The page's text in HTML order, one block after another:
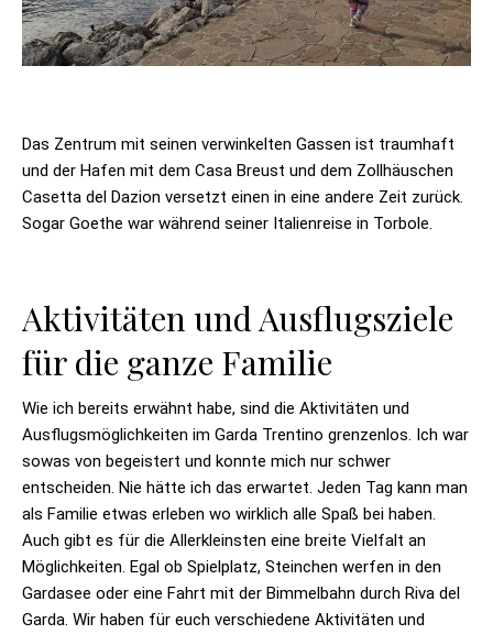
Das Zentrum mit seinen verwinkelten Gassen ist traumhaft
und der Hafen mit dem Casa Breust und dem Zollhäuschen
Casetta del Dazion versetzt einen in eine andere Zeit zurück.
Sogar Goethe war während seiner Italienreise in Torbole.
Aktivitäten und Ausflugsziele
für die ganze Familie
Wie ich bereits erwähnt habe, sind die Aktivitäten und
Ausflugsmöglichkeiten im Garda Trentino grenzenlos. Ich war
sowas von begeistert und konnte mich nur schwer
entscheiden. Nie hätte ich das erwartet. Jeden Tag kann man
als Familie etwas erleben wo wirklich alle Spaß bei haben.
Auch gibt es für die Allerkleinsten eine breite Vielfalt an
Möglichkeiten. Egal ob Spielplatz, Steinchen werfen in den
Gardasee oder eine Fahrt mit der Bimmelbahn durch Riva del
Garda. Wir haben für euch verschiedene Aktivitäten und